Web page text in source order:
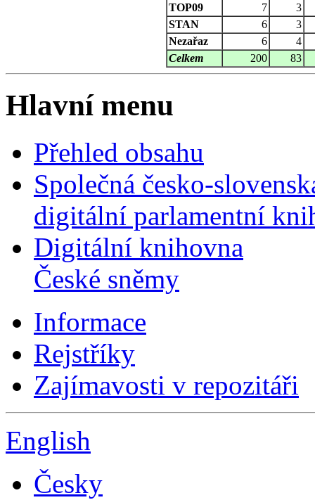
TOP09
7
3
STAN
6
3
Nezařaz
6
4
Celkem
200 83
Hlavní menu
Přehled obsahu
Společná česko-
digitální parlamentní
Digitální knihovna
České sněmy
Informace
Rejstříky
Zajímavosti v repozitáři
English
Česky